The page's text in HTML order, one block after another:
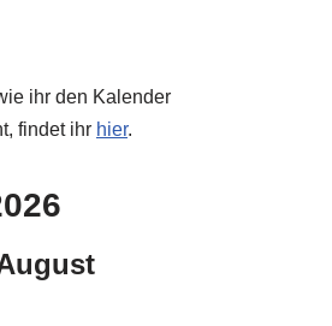
ihr den Kalender
findet ihr hier.